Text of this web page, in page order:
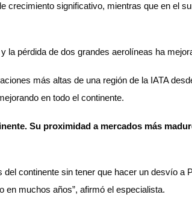
significativo, mientras que en el
pérdida de dos grandes aerolíneas ha
más altas de una región de la IATA
en todo el continente.
Su proximidad a mercados más
continente sin tener que hacer un desvío a
en muchos años”, afirmó el especialista.